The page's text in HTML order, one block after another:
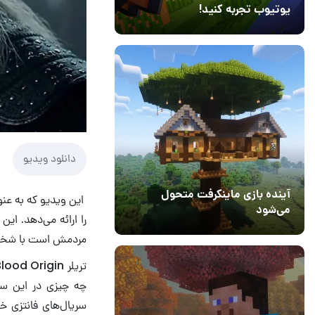
یوتیوب تجربه کنید!
41
آینده بازی ماینکرفت متحول
می‌شود
دانلود ویدیو
این ویدیو که به
را ارائه می‌دهد.
مردمش است با
چه چیزی در این
سریال‌های